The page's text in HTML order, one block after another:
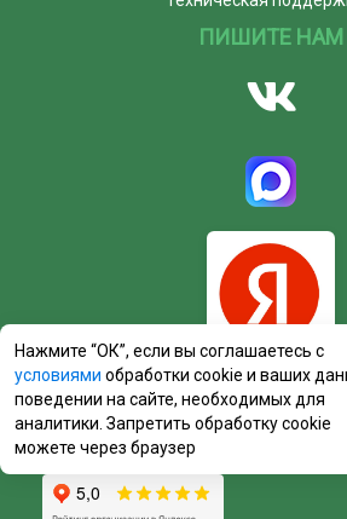
ПИШИТЕ НАМ
Нажмите “ОК”, если вы соглашаетесь с
условиями обработки cookie и ваших
поведении на сайте, необходимых для
аналитики. Запретить обработку cookie
можете через браузер